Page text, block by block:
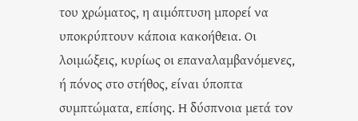
του χρώματος, η αιμόπτυση μπορεί να
υποκρύπτουν κάποια κακοήθεια. Οι
λοιμώξεις, κυρίως οι επαναλαμβανόμενες,
ή πόνος στο στήθος, είναι ύποπτα
συμπτώματα, επίσης. Η δύσπνοια μετά τον